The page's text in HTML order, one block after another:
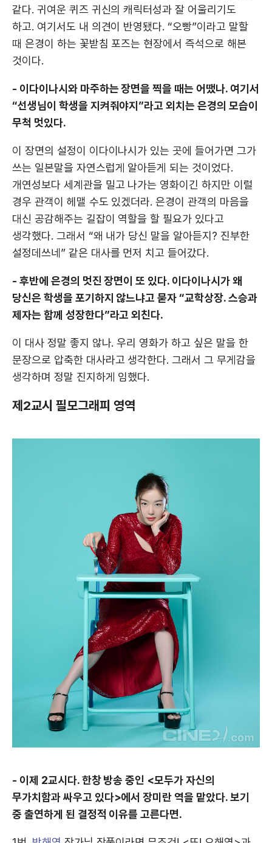
같다. 귀여운 퀴즈 귀신의 캐릭터성과 잘 어울리기도
하고. 여기서도 내 의견이 반영됐다. “오빵”이라고 말할
때 은경이 하는 꽃받침 포즈는 현장에서 즉석으로 해본
것이다.
- 이다이나시와 마주하는 장면을 찍을 때는 어땠나. 여기서
“선생님이 학생을 지켜줘야지”라고 외치는 은경의 모습이
무척 멋있다.
이 장면의 설정이 이다이나시가 있는 곳에 들어가면 그가
쓰는 일본말을 자연스럽게 알아듣게 되는 것이었다.
개연성보다 세계관을 밀고 나가는 영화이긴 하지만 이럴
경우 관객이 헤맬 수도 있겠더라. 은경이 관객의 마음을
대신 공감해주는 길잡이 역할을 할 필요가 있다고
생각했다. 그래서 “왜 내가 당신 말을 알아듣지? 진부한
설정데쓰네” 같은 대사를 먼저 치고 들어갔다.
- 후반에 은경의 멋진 장면이 또 있다. 이다이나시가 왜
당신은 학생을 포기하지 않느냐고 묻자 “교학상장. 스승과
제자는 함께 성장한다”라고 외친다.
이 대사 정말 좋지 않나. 우리 영화가 하고 싶은 말을 한
문장으로 압축한 대사라고 생각한다. 그래서 그 무게감을
생각하며 정말 진지하게 임했다.
제2교시 필모그래피 영역
- 이제 2교시다. 한창 방송 중인 <모두가 자신의
무가치함과 싸우고 있다>에서 장미란 역을 맡았다. 보기
중 출연하게 된 결정적 이유를 고른다면.